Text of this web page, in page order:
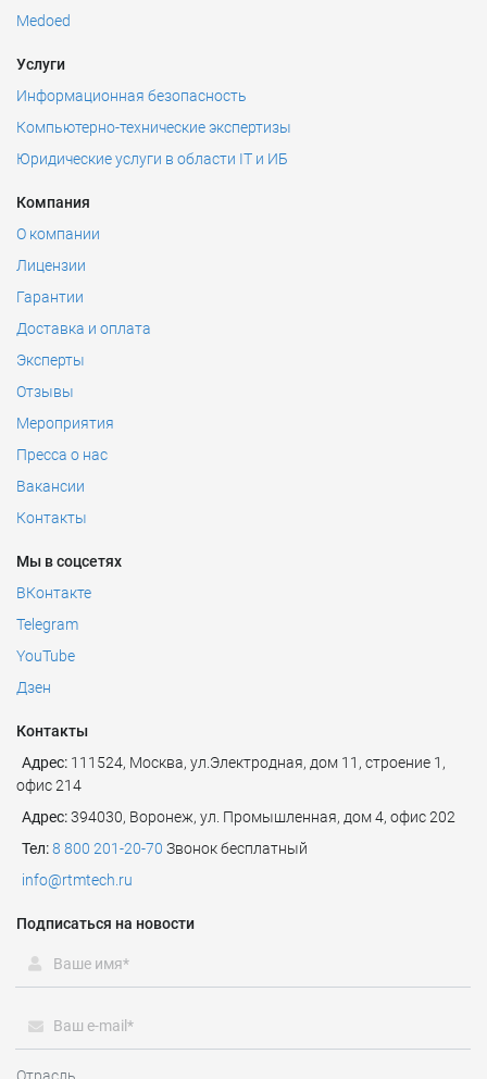
Medoed
Услуги
Информационная безопасность
Компьютерно-технические экспертизы
Юридические услуги в области IT и ИБ
Компания
О компании
Лицензии
Гарантии
Доставка и оплата
Эксперты
Отзывы
Мероприятия
Пресса о нас
Вакансии
Контакты
Мы в соцсетях
ВКонтакте
Telegram
YouTube
Дзен
Контакты
Адрес: 111524, Москва, ул.Электродная, дом 11, строение 1,
офис 214
Адрес:394030, Воронеж, ул. Промышленная, дом 4, офис 202
Тел:8 800 201-20-70 Звонок бесплатный
info@rtmtech.ru
Подписаться на новости